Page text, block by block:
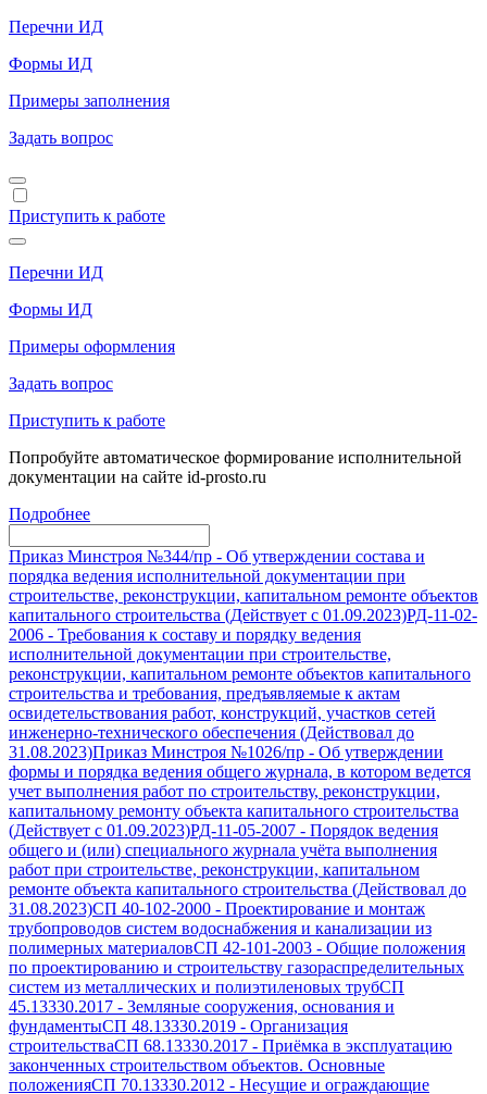
Перечни ИД
Формы ИД
Примеры заполнения
Задать вопрос
Приступить к работе
Перечни ИД
Формы ИД
Примеры оформления
Задать вопрос
Приступить к работе
Попробуйте автоматическое формирование исполнительной
документации на сайте id-prosto.ru
Подробнее
Приказ Минстроя №344/пр - Об утверждении состава и
порядка ведения исполнительной документации при
строительстве, реконструкции, капитальном ремонте объектов
капитального строительства (Действует с 01.09.2023)РД-11-02-
2006 - Требования к составу и порядку ведения
исполнительной документации при строительстве,
реконструкции, капитальном ремонте объектов капитального
строительства и требования, предъявляемые к актам
освидетельствования работ, конструкций, участков сетей
инженерно-технического обеспечения (Действовал до
31.08.2023)Приказ Минстроя №1026/пр - Об утверждении
формы и порядка ведения общего журнала, в котором ведется
учет выполнения работ по строительству, реконструкции,
капитальному ремонту объекта капитального строительства
(Действует с 01.09.2023)РД-11-05-2007 - Порядок ведения
общего и (или) специального журнала учёта выполнения
работ при строительстве, реконструкции, капитальном
ремонте объекта капитального строительства (Действовал до
31.08.2023)СП 40-102-2000 - Проектирование и монтаж
трубопроводов систем водоснабжения и канализации из
полимерных материаловСП 42-101-2003 - Общие положения
по проектированию и строительству газораспределительных
систем из металлических и полиэтиленовых трубСП
45.13330.2017 - Земляные сооружения, основания и
фундаментыСП 48.13330.2019 - Организация
строительстваСП 68.13330.2017 - Приёмка в эксплуатацию
законченных строительством объектов. Основные
положенияСП 70.13330.2012 - Несущие и ограждающие